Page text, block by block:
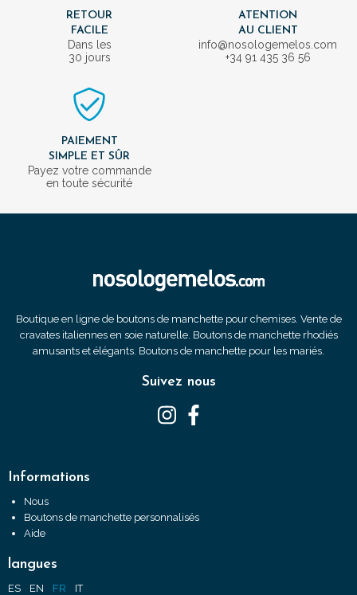
RETOUR
FACILE
Dans les
30 jours
ATENTION
AU CLIENT
info@nosologemelos.com
+34 91 435 36 56
PAIEMENT
SIMPLE ET SÛR
Payez votre commande
en toute sécurité
Boutique en ligne de boutons de manchette pour chemises. Vente de
cravates italiennes en soie naturelle. Boutons de manchette rhodiés
amusants et élégants. Boutons de manchette pour les mariés.
Suivez nous
Informations
Nous
Boutons de manchette personnalisés
Aide
langues
ES EN FR IT